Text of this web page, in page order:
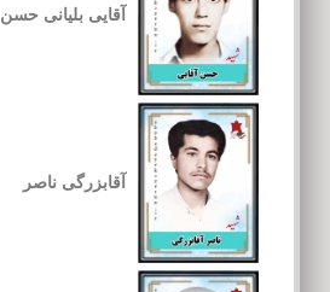
آقایی بلیانی حسن
آقابزرگی ناصر